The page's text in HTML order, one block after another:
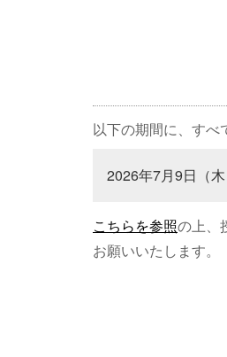
以下の期間に、すべ
2026年7月9日（
こちらを参照の上、
お願いいたします。